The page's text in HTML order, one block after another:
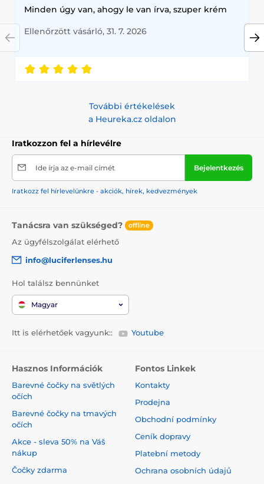
Minden úgy van, ahogy le van írva, szuper krém
Ellenőrzött vásárló, 31. 7. 2026
További értékelések
a Heureka.cz oldalon
Iratkozzon fel a hírlevélre
Ide írja az e-mail címét Bejelentkezés
Iratkozz fel hírlevelünkre - akciók, hírek, kedvezmények
Tanácsra van szükséged? offline
Az ügyfélszolgálat elérhető
info@luciferlenses.hu
Hol találsz bennünket
Magyar
Itt is elérhetőek vagyunk:: Youtube
Hasznos Információk
Barevné čočky na světlých
očích
Barevné čočky na tmavých
očích
Akce - sleva 50% na Váš
nákup
Čočky zdarma
Fontos Linkek
Kontakty
Prodejna
Obchodní podmínky
Ceník dopravy
Platební metody
Ochrana osobních údajů